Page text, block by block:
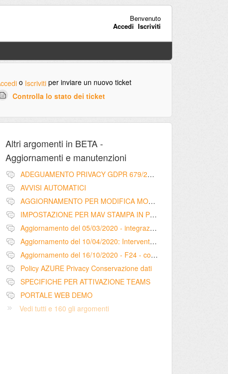
Benvenuto
Accedi Iscriviti
o Iscrivitiper inviare un nuovo ticket
Controlla lo stato dei ticket
Altri argomenti in BETA -
Aggiornamenti e manutenzioni
ADEGUAMENTO PRIVACY GDPR 679/2016
AVVISI AUTOMATICI
AGGIORNAMENTO PER MODIFICA MODELLO RIEPILOGO SCADENZA RATE CON PRATICHE LEGALI - LIBERATORIA
IMPOSTAZIONE PER MAV STAMPA IN PROPRIO
Aggiornamento del 05/03/2020 - integrazione configurazione dati intermediario per pagamento F24 tramite Entratel
Aggiornamento del 10/04/2020: Interventi – registrazione mail ricevute nella sezione comunicazioni (scheda intervento)
Aggiornamento del 16/10/2020 - F24 - cod. tributo 1628 - utilizzo versamenti in eccesso
Policy AZURE Privacy Conservazione dati
SPECIFICHE PER ATTIVAZIONE TEAMS
PORTALE WEB DEMO
Vedi tutti e 160 gli argomenti